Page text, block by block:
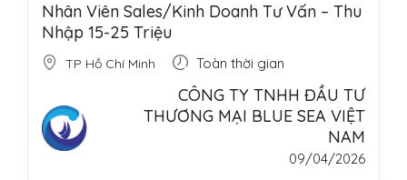
Nhân Viên Sales/Kinh Doanh Tư Vấn – Thu
Nhập 15-25 Triệu
TP Hồ Chí Minh Toàn thời gian
CÔNG TY TNHH ĐẦU TƯ
THƯƠNG MẠI BLUE SEA VIỆT
NAM
09/04/2026